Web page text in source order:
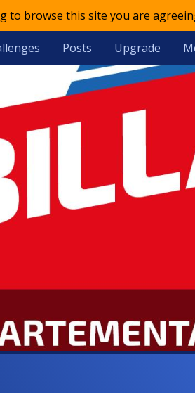
to browse this site you are
Posts Upgrade